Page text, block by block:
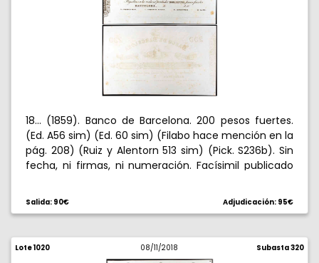
18... (1859). Banco de Barcelona. 200 pesos fuertes.
(Ed. A56 sim) (Ed. 60 sim) (Filabo hace mención en la
pág. 208) (Ruiz y Alentorn 513 sim) (Pick. S236b). Sin
fecha, ni firmas, ni numeración. Facísimil publicado
Salida: 90€ Adjudicación: 95€
Lote 1020 08/11/2018 Subasta 320